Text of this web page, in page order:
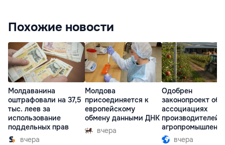
Похожие новости
Молдаванина
оштрафовали на 37,5
тыс. леев за
использование
поддельных прав
вчера
Молдова
присоединяется к
европейскому
обмену данными ДНК
вчера
Одобрен
законопроект об
ассоциациях
производителей в
комплексе
вчера